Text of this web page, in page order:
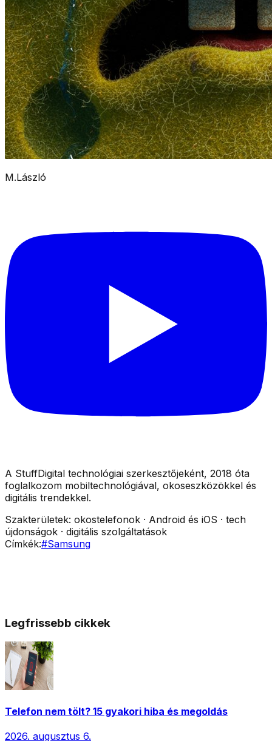
M.László
A StuffDigital technológiai szerkesztőjeként, 2018 óta
foglalkozom mobiltechnológiával, okoseszközökkel és
digitális trendekkel.
Szakterületek: okostelefonok · Android és iOS · tech
újdonságok · digitális szolgáltatások
Címkék:#Samsung
Legfrissebb cikkek
Telefon nem tölt? 15 gyakori hiba és megoldás
2026. augusztus 6.